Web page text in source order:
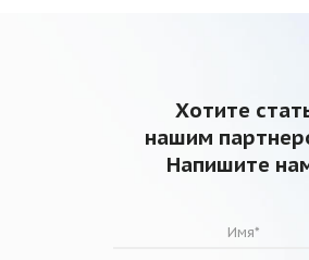
Хотите
нашим
Напишите